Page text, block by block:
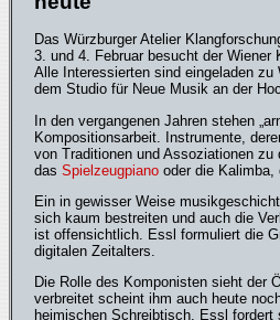
Das Würzburger Atelier
3. und 4. Februar besucht der
Alle Interessierten sind eingeladen
dem Studio für Neue Musik an der
In den vergangenen Jahren stehen
Kompositionsarbeit. Instrumente,
von Traditionen und Assoziationen
das Spielzeugpiano oder die
Ein in gewisser Weise
sich kaum bestreiten und auch die
ist offensichtlich. Essl formuliert die
digitalen Zeitalters.
Die Rolle des Komponisten sieht der
verbreitet scheint ihm auch heute
heimischen Schreibtisch. Essl